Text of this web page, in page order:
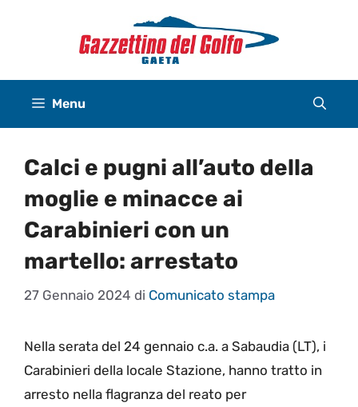
Menu
Calci e pugni all’auto della
moglie e minacce ai
Carabinieri con un
martello: arrestato
27 Gennaio 2024 di Comunicato stampa
Nella serata del 24 gennaio c.a. a Sabaudia (LT), i
Carabinieri della locale Stazione, hanno tratto in
arresto nella flagranza del reato per